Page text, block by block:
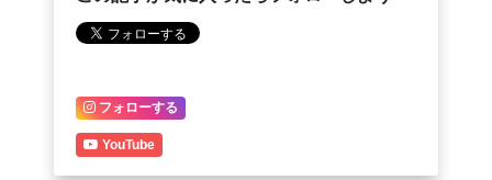
フォローする
YouTube